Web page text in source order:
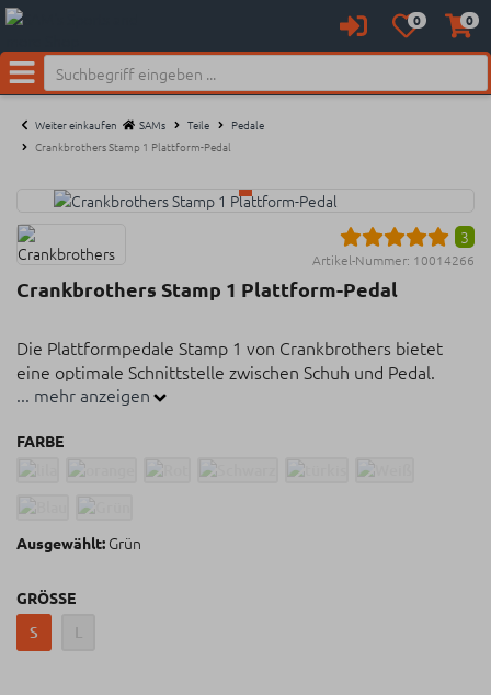
AnmeldenMerkzettel
aufklappen
0 0
Menü
Weiter einkaufen SAMs Teile
Pedale
Crankbrothers Stamp 1 Plattform-Pedal
3
Artikel-Nummer: 10014266
Crankbrothers Stamp 1 Plattform-Pedal
Die Plattformpedale Stamp 1 von Crankbrothers bietet
eine optimale Schnittstelle zwischen Schuh und Pedal.
9 einstellbare Pins pro Pedal für festen halt
Maße: 114 x 111 mm
Gewicht: Small 299 g, Large 329 g
... mehr anzeigen
FARBE
Ausgewählt: Grün
GRÖSSE
S L
Neu bei SAM's: